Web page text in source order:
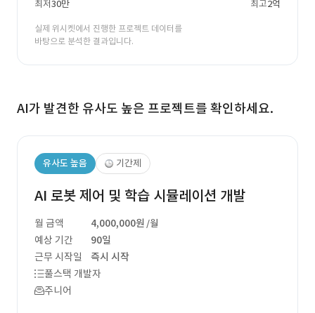
최저30만 최고2억
실제 위시켓에서 진행한 프로젝트 데이터를
바탕으로 분석한 결과입니다.
AI가 발견한 유사도 높은 프로젝트를 확인하세요.
유사도 높음 기간제
AI 로봇 제어 및 학습 시뮬레이션 개발
월 금액 4,000,000원 /월
예상 기간
90일
근무 시작일
즉시 시작
풀스택 개발자
주니어